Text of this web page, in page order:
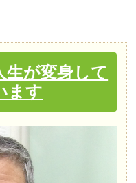
生が変身して
ます